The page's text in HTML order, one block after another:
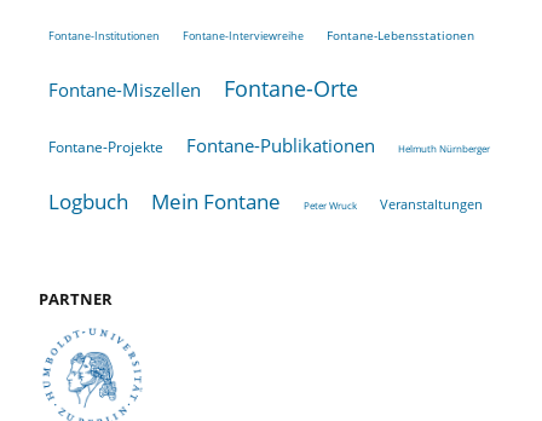
Fontane-Institutionen Fontane-Interviewreihe Fontane-Lebensstationen
Fontane-Miszellen Fontane-Orte
Fontane-Projekte Fontane-Publikationen Helmuth Nürnberger
Logbuch Mein Fontane Peter Wruck Veranstaltungen
PARTNER